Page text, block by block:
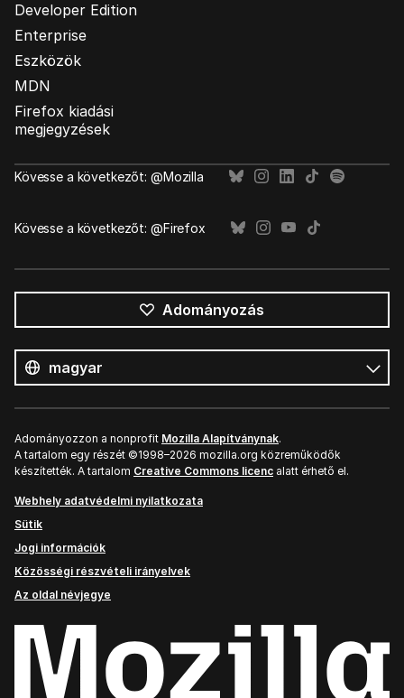
Developer Edition
Enterprise
Eszközök
MDN
Firefox kiadási
megjegyzések
Kövesse a következőt: @Mozilla
Kövesse a következőt: @Firefox
Adományozás
nyelv
Nyelv
Adományozzon a nonprofit Mozilla Alapítványnak.
A tartalom egy részét ©1998–2026 mozilla.org közreműködők
készítették. A tartalom Creative Commons licenc alatt érhető el.
Webhely adatvédelmi nyilatkozata
Sütik
Jogi információk
Közösségi részvételi irányelvek
Az oldal névjegye